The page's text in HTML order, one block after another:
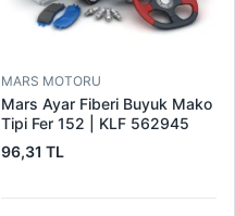
MARS MOTORU
Mars Ayar Fiberi Buyuk Mako
Tipi Fer 152 | KLF 562945
96,31 TL